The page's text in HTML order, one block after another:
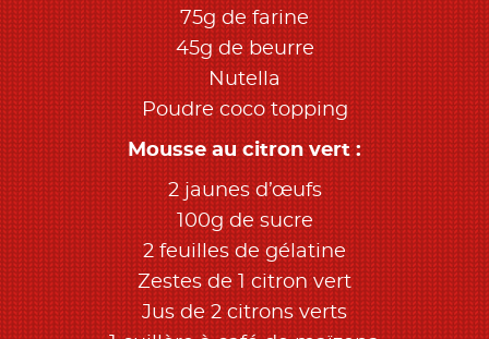
75g de farine
45g de beurre
Nutella
Poudre coco topping
Mousse au citron vert :
2 jaunes d’œufs
100g de sucre
2 feuilles de gélatine
Zestes de 1 citron vert
Jus de 2 citrons verts